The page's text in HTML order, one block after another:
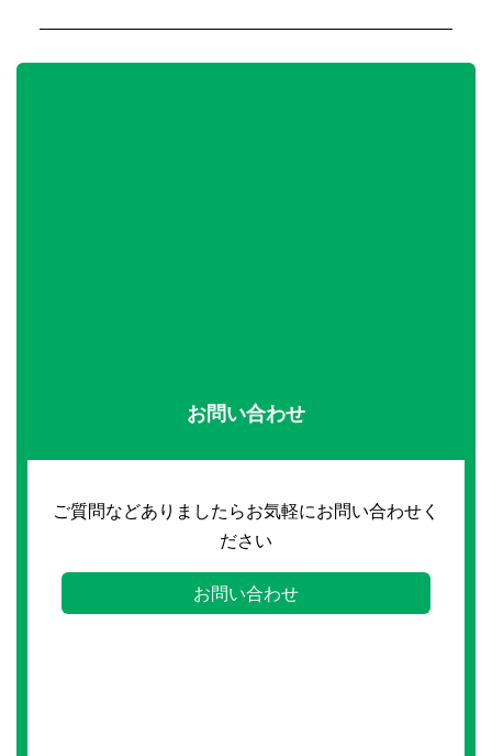
お問い合わせ
ご質問などありましたらお気軽にお問い合わせく
ださい
お問い合わせ